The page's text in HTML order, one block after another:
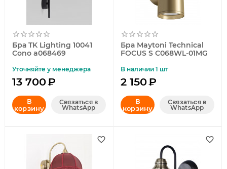
Бра TK Lighting 10041
Cono a068469
Уточняйте у менеджера
13 700₽
В
корзину
Связаться в
WhatsApp
Бра Maytoni Technical
FOCUS S C068WL-01MG
В наличии 1 шт
2 150₽
В
корзину
Связаться в
WhatsApp